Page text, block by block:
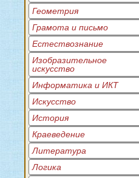
Геометрия
Грамота и письмо
Естествознание
Изобразительное
искусство
Информатика и ИКТ
Искусство
История
Краеведение
Литература
Логика